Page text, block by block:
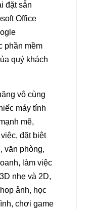
đặt sẵn
Office
phần mềm
quý khách
vô cùng
máy tính
mẽ,
đặt biệt
văn phòng,
làm việc
nhẹ và 2D,
ảnh, học
chơi game